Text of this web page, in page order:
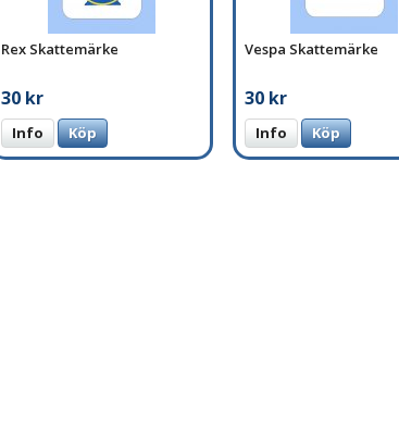
Rex Skattemärke
30 kr
Info Köp
Vespa Skattemärke
30 kr
Info Köp